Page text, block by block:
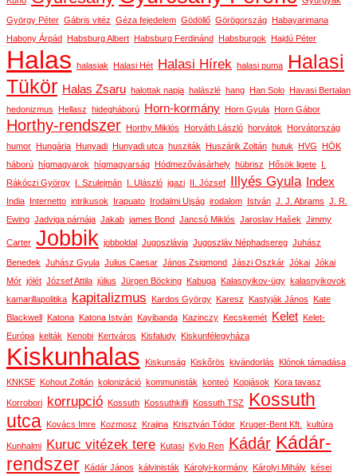
György Péter Gábris vitéz Géza fejedelem Gödöllő Görögország Habayarimana
Habony Árpád Habsburg Albert Habsburg Ferdinánd Habsburgok Hajdú Péter
Halas halasiak Halasi Hét Halasi Hírek halasi puma
Halasi
Tükör Halas Zsaru halottak napja halászlé hang Han Solo Havasi Bertalan
hedonizmus Hellasz hidegháború Horn-kormány Horn Gyula Horn Gábor
Horthy-rendszer Horthy Miklós Horváth László horvátok Horvátország
humor Hungária Hunyadi Hunyadi utca husziták Huszárik Zoltán hutuk HVG HÖK
háború hígmagyarok hígmagyarság Hódmezővásárhely hübrisz Hősök ligete I.
Rákóczi György I. Szulejmán I. Ulászló igazi II. József Illyés Gyula Index
India Internetto intrikusok Irapuato Irodalmi Ujság irodalom István J. J. Abrams J. R.
Ewing Jadviga párnája Jakab james Bond Jancsó Miklós Jaroslav Hašek Jimmy
Carter Jobbik jobboldal Jugoszlávia Jugoszláv Néphadsereg Juhász
Benedek Juhász Gyula Julius Caesar János Zsigmond Jászi Oszkár Jókai Jókai
Mór jólét József Attila július Jürgen Böcking Kabuga Kalasnyikov-ügy kalasnyikovok
kamarillapolitika kapitalizmus Kardos György Karesz Kastyják János Kate
Blackwell Katona Katona István Kayibanda Kazinczy Kecskemét Kelet Kelet-
Európa kelták Kenobi Kertváros Kisfaludy Kiskunfélegyháza
Kiskunhalas Kiskunság Kiskőrös kivándorlás Klónok támadása
KNKSE Kohout Zoltán kolonizáció kommunisták konteó Kopjások Kora tavasz
Korrobori korrupció Kossuth Kossuthkifli Kossuth TSZ Kossuth
utca Kovács Imre Kozmosz Krajina Krisztyán Tódor Kruger-Bent Kft. kultúra
Kunhalmi Kuruc vitézek tere Kutasi Kylo Ren Kádár Kádár-
rendszer Kádár János kálvinisták Károlyi-kormány Károlyi Mihály kései